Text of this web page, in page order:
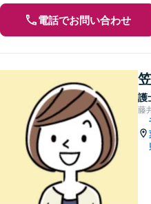
電話でお問い合わせ
護
藤